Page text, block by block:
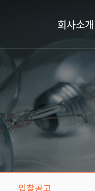
회사소개
입찰공고